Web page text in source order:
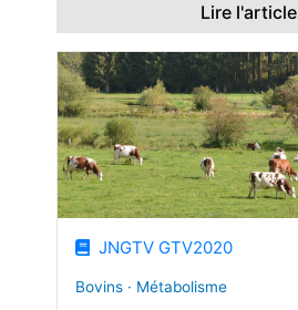
Lire l'article
JNGTV GTV2020
Bovins · Métabolisme